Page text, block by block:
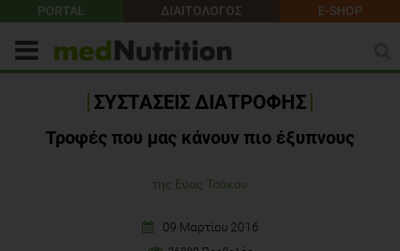
PORTAL ΔΙΑΙΤΟΛΟΓΟΣ E-SHOP
ΣΥΣΤΑΣΕΙΣ ΔΙΑΤΡΟΦΗΣ
Τροφές που μας κάνουν πιο έξυπνους
της Εύας Τσάκου
09 Μαρτίου 2016